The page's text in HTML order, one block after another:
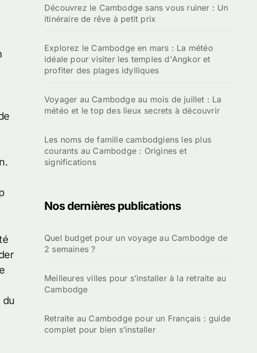
du
Découvrez le Cambodge sans vous ruiner : Un
itinéraire de rêve à petit prix
Explorez le Cambodge en mars : La météo
idéale pour visiter les temples d'Angkor et
profiter des plages idylliques
Voyager au Cambodge au mois de juillet : La
météo et le top des lieux secrets à découvrir
Les noms de famille cambodgiens les plus
courants au Cambodge : Origines et
significations
Nos dernières publications
Quel budget pour un voyage au Cambodge de
2 semaines ?
Meilleures villes pour s’installer à la retraite au
Cambodge
Retraite au Cambodge pour un Français : guide
complet pour bien s’installer